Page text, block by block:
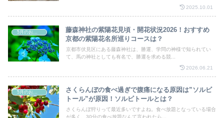
2025.10.01
5月のお祭り
藤森神社の紫陽花見頃・開花状況2026！おすすめ
京都の紫陽花名所巡りコースは？
京都市伏見区にある藤森神社は、勝運、学問の神様で知られてい
て、馬の神社としても有名で、勝運を求める競...
2026.06.21
5月のお祭り
さくらんぼの食べ過ぎで腹痛になる原因は”ソルビ
トール”が原因！ソルビトールとは？
さくらんぼ狩りって最近多いですよね。食べ放題となっている場合
が多く、30分の食べ放題なんて言われたら...